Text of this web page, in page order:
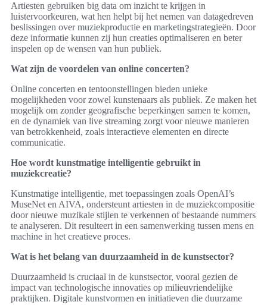
Artiesten gebruiken big data om inzicht te krijgen in
luistervoorkeuren, wat hen helpt bij het nemen van datagedreven
beslissingen over muziekproductie en marketingstrategieën. Door
deze informatie kunnen zij hun creaties optimaliseren en beter
inspelen op de wensen van hun publiek.
Wat zijn de voordelen van online concerten?
Online concerten en tentoonstellingen bieden unieke
mogelijkheden voor zowel kunstenaars als publiek. Ze maken het
mogelijk om zonder geografische beperkingen samen te komen,
en de dynamiek van live streaming zorgt voor nieuwe manieren
van betrokkenheid, zoals interactieve elementen en directe
communicatie.
Hoe wordt kunstmatige intelligentie gebruikt in
muziekcreatie?
Kunstmatige intelligentie, met toepassingen zoals OpenAI’s
MuseNet en AIVA, ondersteunt artiesten in de muziekcompositie
door nieuwe muzikale stijlen te verkennen of bestaande nummers
te analyseren. Dit resulteert in een samenwerking tussen mens en
machine in het creatieve proces.
Wat is het belang van duurzaamheid in de kunstsector?
Duurzaamheid is cruciaal in de kunstsector, vooral gezien de
impact van technologische innovaties op milieuvriendelijke
praktijken. Digitale kunstvormen en initiatieven die duurzame